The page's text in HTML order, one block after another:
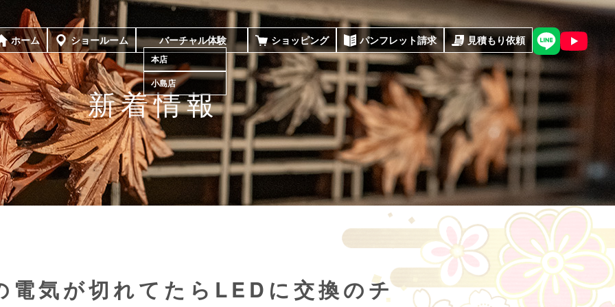
ホーム ショールーム バーチャル体験
本店
小島店
ショッピング パンフレット請求 見積もり依頼
新着情報
電気が切れてたらLEDに交換のチ